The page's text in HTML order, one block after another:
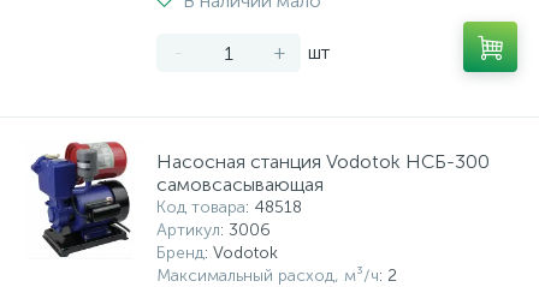
- + шт
Насосная станция Vodotok НСБ-300
самовсасывающая
Код товара: 48518
Артикул: 3006
Бренд: Vodotok
Максимальный расход, м³/ч: 2